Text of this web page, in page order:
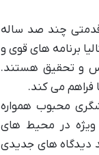
قدمتی چند صد ساله
برنامه های قوی و
و تحقیق هستند.
می کند.
محبوب همواره
ویژه در محیط های
دیدگاه های جدیدی